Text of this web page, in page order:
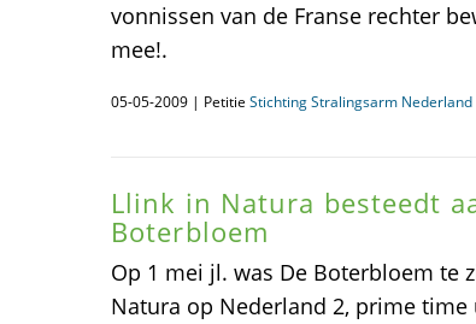
vonnissen van de Franse rechter
mee!.
05-05-2009 | Petitie Stichting Stralingsarm Nederland
Llink in Natura besteedt
Boterbloem
Op 1 mei jl. was De Boterbloem te
Natura op Nederland 2, prime time